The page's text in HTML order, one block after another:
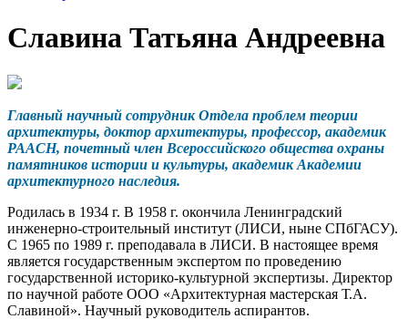
Славина Татьяна Андреевна
Главный научный сотрудникОтдела проблем теории
архитектуры, доктор архитектуры, профессор, академик
РААСН, почетный член Всероссийского общества охраны
памятников истории и культуры, академик Академии
архитектурного наследия.
Родилась в 1934 г. В 1958 г. окончила Ленинградский
инженерно-строительный институт (ЛИСИ, ныне СПбГАСУ).
С 1965 по 1989 г. преподавала в ЛИСИ. В настоящее время
является государственным экспертом по проведению
государственной историко-культурной экспертизы. Директор
по научной работе ООО «Архитектурная мастерская Т.А.
Славиной». Научный руководитель аспирантов.